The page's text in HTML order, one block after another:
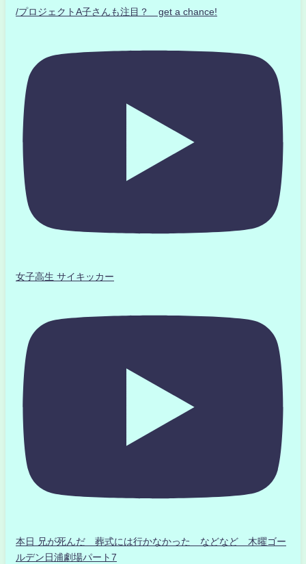
/プロジェクトA子さんも注目？ get a chance!
女子高生 サイキッカー
本日 兄が死んだ 葬式には行かなかった などなど 木曜ゴー
ルデン日浦劇場パート7